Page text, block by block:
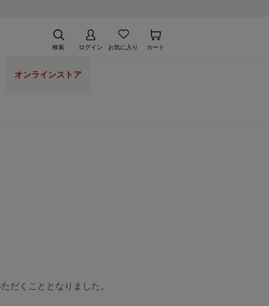
検索 ログイン お気に入り カート
オンラインストア
だくこととなりました。